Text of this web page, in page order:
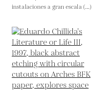
instalaciones a gran escala (...)